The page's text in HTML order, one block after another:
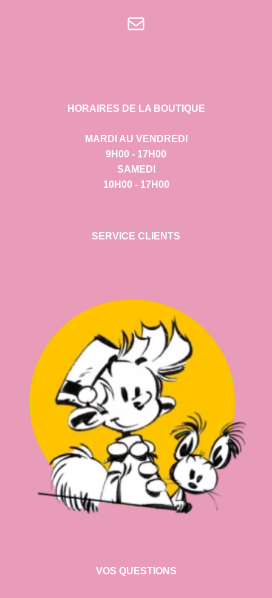
E-mail
HORAIRES DE LA BOUTIQUE
MARDI AU VENDREDI
9H00 - 17H00
SAMEDI
10H00 - 17H00
SERVICE CLIENTS
VOS QUESTIONS